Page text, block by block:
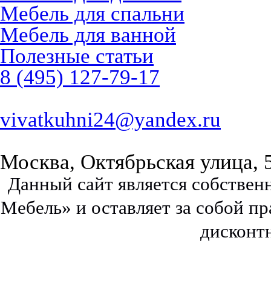
Мебель для спальни
Мебель для ванной
Полезные статьи
8 (495) 127-79-17
vivatkuhni24@yandex.ru
Москва, Октябрьская улица,
Данный сайт является
Мебель» и оставляет за собой